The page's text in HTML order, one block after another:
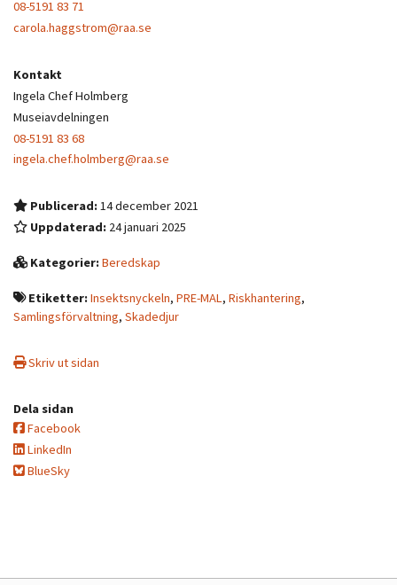
08-5191 83 71
carola.haggstrom@raa.se
Kontakt
Ingela Chef Holmberg
Museiavdelningen
08-5191 83 68
ingela.chef.holmberg@raa.se
Publicerad:14 december 2021
Uppdaterad: 24 januari 2025
Kategorier:Beredskap
Etiketter:Insektsnyckeln, PRE-MAL, Riskhantering,
Samlingsförvaltning, Skadedjur
Skriv ut sidan
Dela sidan
Facebook
LinkedIn
BlueSky